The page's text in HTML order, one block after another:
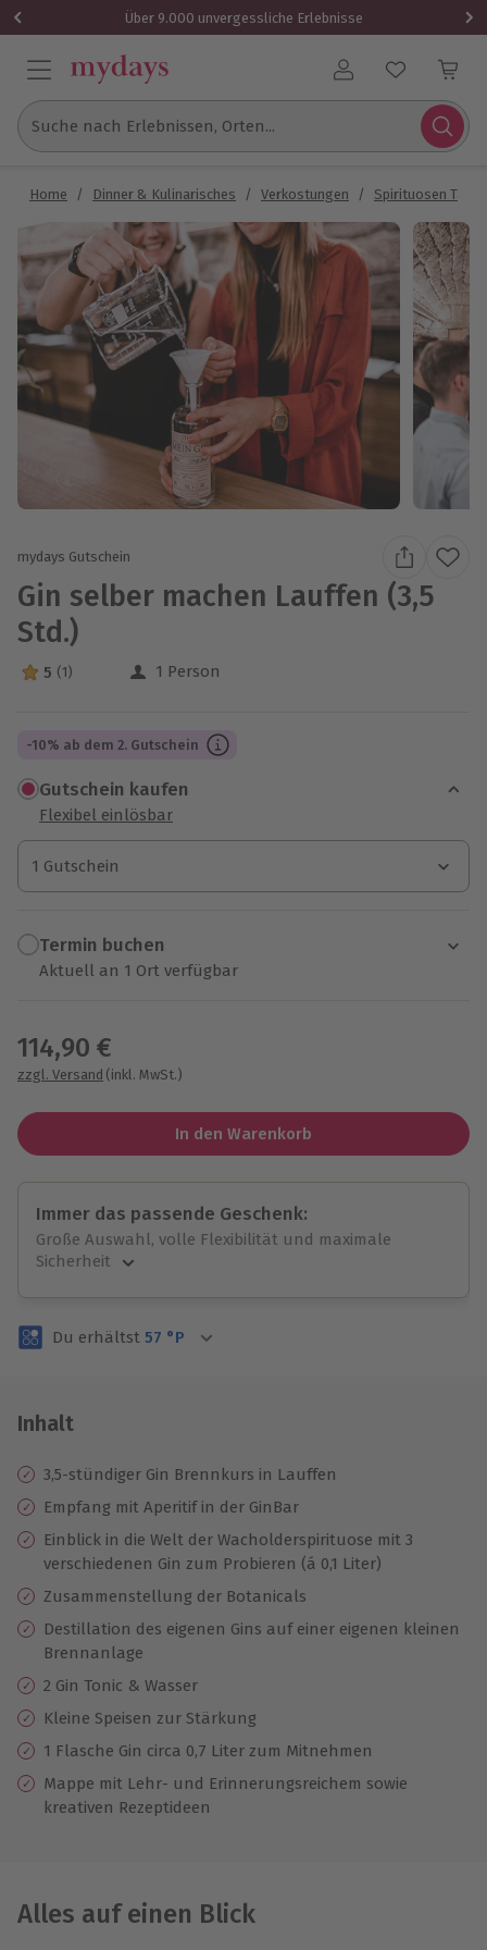
Über 9.000 unvergessliche Erlebnisse
Benutzerkonto
Suche nach Erlebnissen, Orten...
Home / Dinner & Kulinarisches / Verkostungen / Spirituosen
mydays Gutschein
Gin selber machen Lauffen (3,5
Std.)
5 Sterne von 5 aus 1 Bewertungen
5 (1) 1 Person
-10% ab dem 2. Gutschein
Gutschein kaufen
Flexibel einlösbar
1 Gutschein
1 Gutschein
1 Gutschein
Termin buchen
Aktuell an 1 Ort verfügbar
114,90 €
zzgl. Versand (inkl. MwSt.)
In den Warenkorb
Immer das passende Geschenk:
Große Auswahl, volle Flexibilität und maximale
Sicherheit
Volle Flexibilität
3 Jahre gültig & verlängerbar.
Du erhältst 57 °P
Inhalt
3,5-stündiger Gin Brennkurs in Lauffen
Empfang mit Aperitif in der GinBar
Einblick in die Welt der Wacholderspirituose mit 3
verschiedenen Gin zum Probieren (á 0,1 Liter)
Zusammenstellung der Botanicals
Destillation des eigenen Gins auf einer eigenen kleinen
Brennanlage
2 Gin Tonic & Wasser
Kleine Speisen zur Stärkung
1 Flasche Gin circa 0,7 Liter zum Mitnehmen
Mappe mit Lehr- und Erinnerungsreichem sowie
kreativen Rezeptideen
Alles auf einen Blick